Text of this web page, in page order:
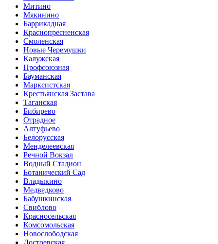
Митино
Мякинино
Баррикадная
Краснопресненская
Смоленская
Новые Черемушки
Калужская
Профсоюзная
Бауманская
Марксистская
Крестьянская Застава
Таганская
Бибирево
Отрадное
Алтуфьево
Белорусская
Менделеевская
Речной Вокзал
Водный Стадион
Ботанический Сад
Владыкино
Медведково
Бабушкинская
Свиблово
Красносельская
Комсомольская
Новослободская
Достоевская